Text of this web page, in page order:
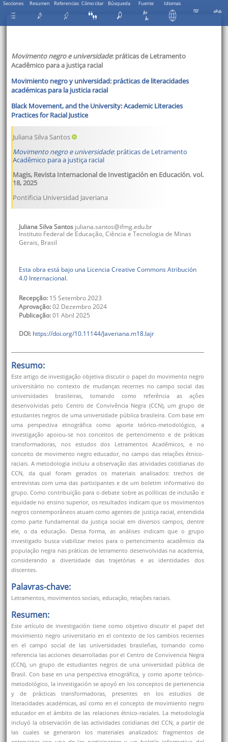
Secciones Resumen Referencias Cómo citar Búsqueda Fuente Idiomas
Movimento negro e universidade: práticas de Letramento
Acadêmico para a justiça racial
Movimiento negro y universidad: prácticas de literacidades
académicas para la justicia racial
Black Movement, and the University: Academic Literacies
Practices for Racial Justice
Juliana Silva Santos
Movimento negro e universidade: práticas de Letramento
Acadêmico para a justiça racial
Magis, Revista Internacional de Investigación en Educación,vol.
18,2025
Pontificia Universidad Javeriana
JulianaSilva Santos juliana.santos@ifmg.edu.br
Instituto Federal de Educação, Ciência e Tecnologia de Minas
Gerais, Brasil
Esta obra está bajo una Licencia Creative Commons Atribución
4.0 Internacional.
Recepção: 15 Setembro 2023
Aprovação:02 Dezembro 2024
Publicação:01 Abril 2025
DOI: https://doi.org/10.11144/Javeriana.m18.lajr
Resumo:
Este artigo de investigação objetiva discutir o papel do movimento negro
universitário no contexto de mudanças recentes no campo social das
universidades brasileiras, tomando como referência as ações
desenvolvidas pelo Centro de Convivência Negra (CCN), um grupo de
estudantes negros de uma universidade pública brasileira. Com base em
uma perspectiva etnográfica como aporte teórico-metodológico, a
investigação apoiou-se nos conceitos de pertencimento e de práticas
transformadoras, nos estudos dos Letramentos Acadêmicos, e no
conceito de movimento negro educador, no campo das relações étnico-
raciais. A metodologia incluiu a observação das atividades cotidianas do
CCN, da qual foram gerados os materiais analisados: trechos de
entrevistas com uma das participantes e de um boletim informativo do
grupo. Como contribuição para o debate sobre as políticas de inclusão e
equidade no ensino superior, os resultados indicam que os movimentos
negros contemporâneos atuam como agentes de justiça racial, entendida
como parte fundamental da justiça social em diversos campos, dentre
ele, o da educação. Dessa forma, as análises indicam que o grupo
investigado busca viabilizar meios para o pertencimento acadêmico da
população negra nas práticas de letramento desenvolvidas na academia,
considerando a diversidade das trajetórias e as identidades dos
discentes.
Palavras-chave:
Letramentos, movimentos sociais, educação, relações raciais.
Resumen:
Este artículo de investigación tiene como objetivo discutir el papel del
movimiento negro universitario en el contexto de los cambios recientes
en el campo social de las universidades brasileñas, tomando como
referencia las acciones desarrolladas por el Centro de Convivencia Negra
(CCN), un grupo de estudiantes negros de una universidad pública de
Brasil. Con base en una perspectiva etnográfica, y como aporte teórico-
metodológico, la investigación se apoyó en los conceptos de pertenencia
y de prácticas transformadoras, presentes en los estudios de
literacidades académicas, así como en el concepto de movimiento negro
educador en el ámbito de las relaciones étnico-raciales. La metodología
incluyó la observación de las actividades cotidianas del CCN, a partir de
las cuales se generaron los materiales analizados: fragmentos de